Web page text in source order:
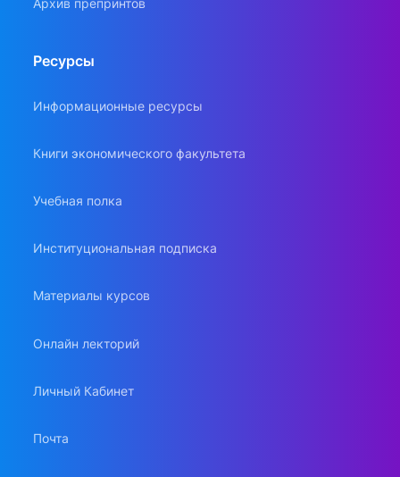
Ресурсы
Информационные ресурсы
Книги экономического факультета
Учебная полка
Институциональная подписка
Материалы курсов
Онлайн лекторий
Личный Кабинет
Почта